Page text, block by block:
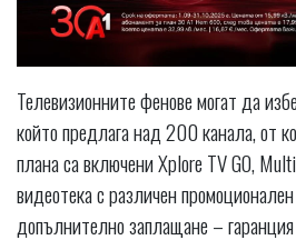
Телевизионните фенове могат да
който предлага над 200 канала, от
плана са включени Xplore TV GO,
видеотека с различен
допълнително заплащане –